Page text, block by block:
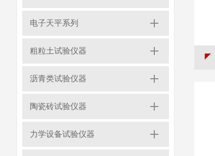
电子天平系列
粗粒土试验仪器
沥青类试验仪器
陶瓷砖试验仪器
力学设备试验仪器